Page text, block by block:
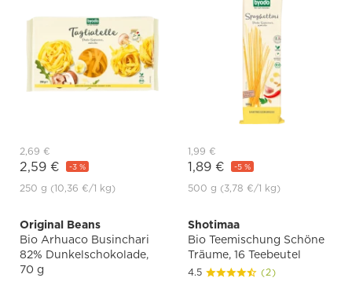
2,69 €
2,59 € -3 %
250 g (10,36 €/1 kg)
1,99 €
1,89 € -5 %
500 g (3,78 €/1 kg)
Original Beans
Bio Arhuaco Businchari
82% Dunkelschokolade,
70 g
Shotimaa
Bio Teemischung Schöne
Träume, 16 Teebeutel
4.5 (2)